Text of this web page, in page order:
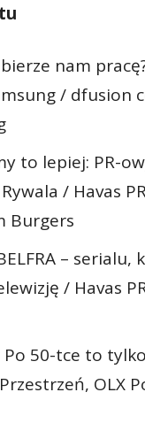
nam
/ dfusion
to lepiej: PR-
/ Havas
Burgers
– serialu,
/ Havas
Po 50-tce to
OLX